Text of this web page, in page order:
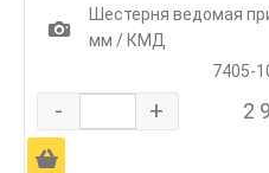
1
Шестерня ведомая
мм / КМД
7405-
- + 2
Ä